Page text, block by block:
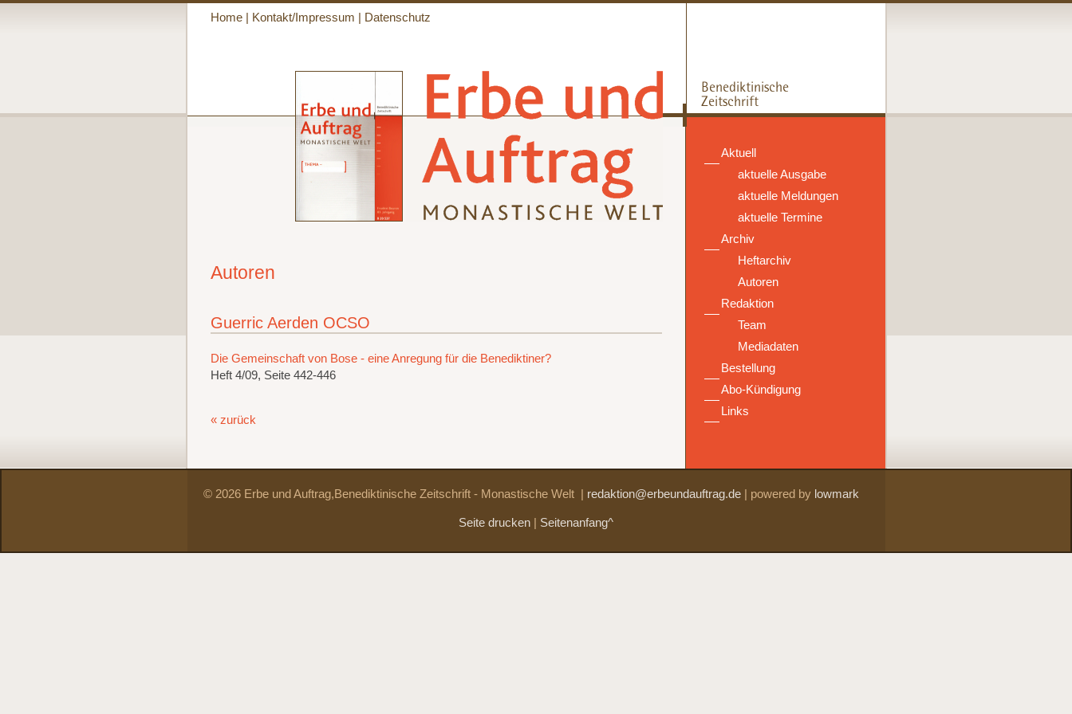
Home| Kontakt/Impressum Datenschutz
Aktuell
aktuelle Ausgabe
aktuelle Meldungen
aktuelle Termine
Archiv
Heftarchiv
Autoren
Redaktion
Team
Mediadaten
Bestellung
Abo-Kündigung
Links
Autoren
Guerric Aerden OCSO
Die Gemeinschaft von Bose - eine Anregung für die Benediktiner?
Heft 4/09, Seite 442-446
« zurück
© 2026 Erbe und Auftrag,Benediktinische Zeitschrift - Monastische Welt redaktion@erbeundauftrag.de| powered by lowmark
Seite drucken Seitenanfang^